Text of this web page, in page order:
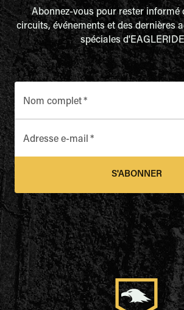
Abonnez-vous pour rester informé
circuits, événements et des dernières
spéciales
Nom complet*
Adresse e-mail *
S'ABONNER